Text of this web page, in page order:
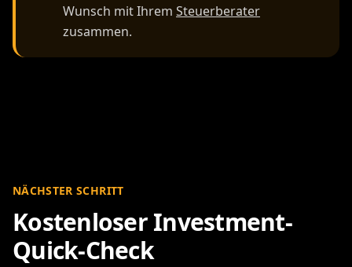
Wunsch mit Ihrem Steuerberater
zusammen.
NÄCHSTER SCHRITT
Kostenloser Investment-
Quick-Check